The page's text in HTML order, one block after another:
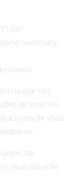
por
nacional y
la que nos
de visas en
de visas
ha
visas durante